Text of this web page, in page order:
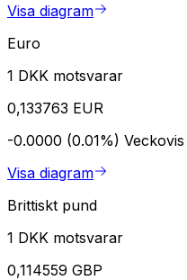
Visa diagram
Euro
1 DKK motsvarar
0,133763 EUR
-0.0000 (0.01%) Veckovis
Visa diagram
Brittiskt pund
1 DKK motsvarar
0,114559 GBP